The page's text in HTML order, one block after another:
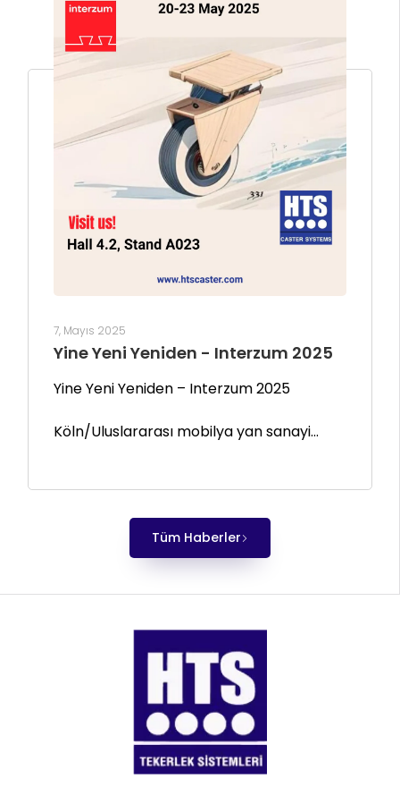
7, Mayıs 2025
Yine Yeni Yeniden - Interzum 2025
Yine Yeni Yeniden – Interzum 2025
Köln/Uluslararası mobilya yan sanayi...
Tüm Haberler